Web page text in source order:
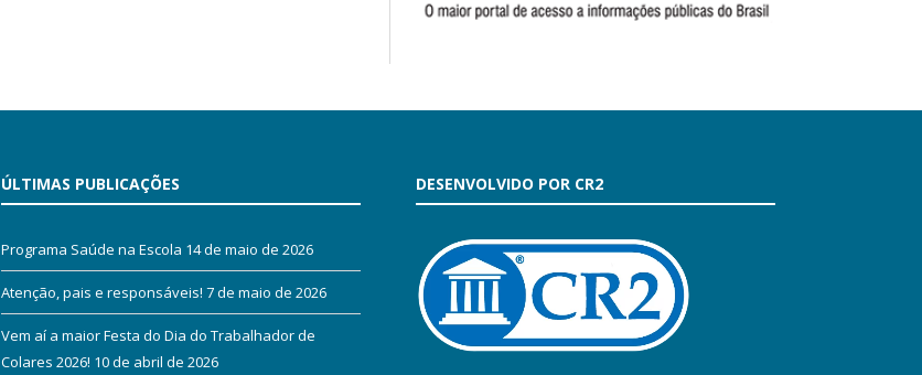
ÚLTIMAS PUBLICAÇÕES
Programa Saúde na Escola 14 de maio de 2026
Atenção, pais e responsáveis! 7 de maio de 2026
Vem aí a maior Festa do Dia do Trabalhador de
Colares 2026! 10 de abril de 2026
DESENVOLVIDO POR CR2